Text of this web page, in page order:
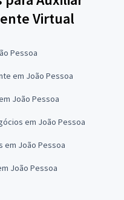
Virtual
Pessoa
em João Pessoa
João Pessoa
em João Pessoa
em João Pessoa
João Pessoa